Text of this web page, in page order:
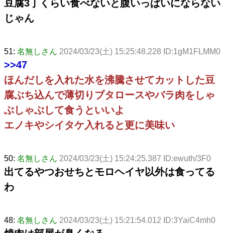
豆腐3丁くらい食べないと腹いっぱいにならない
じゃん
51: 名無しさん 2024/03/23(土) 15:25:48.228 ID:1gM1FLMM0
>>47
ほんだしを入れた水を沸騰させてカットした豆
腐ぶち込んで薄切りブタロースやバラ肉をしゃ
ぶしゃぶして食うといいよ
エノキやシイタケ入れると更に美味い
50: 名無しさん 2024/03/23(土) 15:24:25.387 ID:ewuth/3F0
出てるやつおせちとモロヘイヤ以外は食ってる
わ
48: 名無しさん 2024/03/23(土) 15:21:54.012 ID:3YaiC4mh0